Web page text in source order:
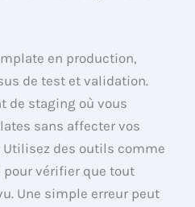
en production,
de test et validation.
de staging où vous
sans affecter vos
Utilisez des outils comme
pour vérifier que tout
Une simple erreur peut